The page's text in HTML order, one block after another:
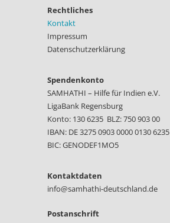
Rechtliches
Kontakt
Impressum
Datenschutzerklärung
Spendenkonto
SAMHATHI – Hilfe für Indien e.V.
LigaBank Regensburg
Konto: 130 6235 BLZ: 750 903 00
IBAN: DE 3275 0903 0000 0130 6235
BIC: GENODEF1MO5
Kontaktdaten
info@samhathi-deutschland.de
Postanschrift